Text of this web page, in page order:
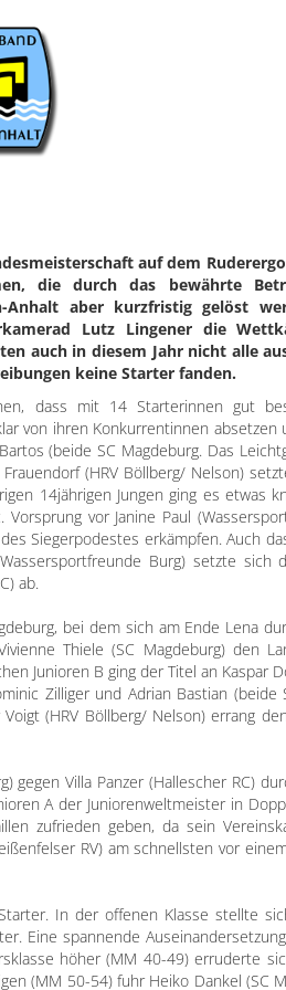
auf dem
die durch das bewährte
Anhalt aber kurzfristig gelöst
Lutz Lingener die
auch in diesem Jahr nicht alle
keine Starter fanden.
dass mit 14 Starterinnen gut
von ihren Konkurrentinnen
(beide SC Magdeburg. Das
(HRV Böllberg/ Nelson)
14jährigen Jungen ging es etwas
vor Janine Paul
Siegerpodestes erkämpfen. Auch
Burg) setzte
ab.
bei dem sich am Ende Lena
Thiele (SC Magdeburg) den
Junioren B ging der Titel an Kaspar
Zilliger und Adrian Bastian (beide
(HRV Böllberg/ Nelson) errang
Villa Panzer (Hallescher RC)
A der Juniorenweltmeister in
zufrieden geben, da sein
RV) am schnellsten vor
In der offenen Klasse stellte
Eine spannende
höher (MM 40-49) erruderte
(MM 50-54) fuhr Heiko Dankel